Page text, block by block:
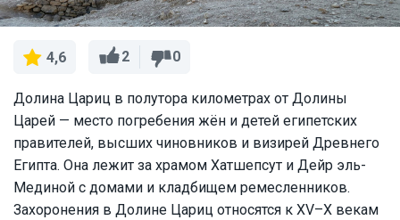
4,6 2 0
Долина Цариц в полутора километрах от Долины
Царей — место погребения жён и детей египетских
правителей, высших чиновников и визирей Древнего
Египта. Она лежит за храмом Хатшепсут и Дейр эль-
Мединой с домами и кладбищем ремесленников.
Захоронения в Долине Цариц относятся к XV–X векам